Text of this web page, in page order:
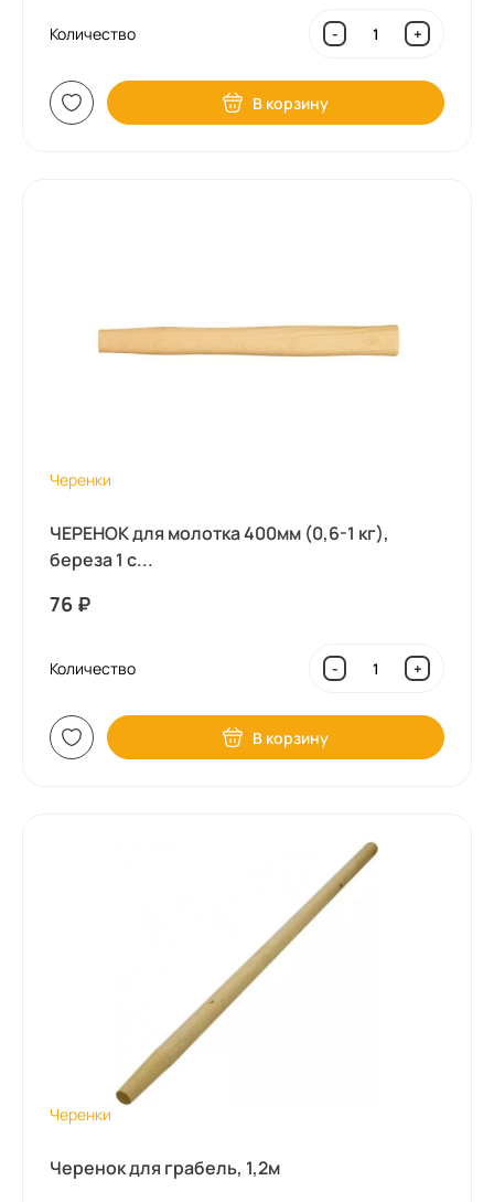
Количество - +
В корзину
Черенки
ЧЕРЕНОК для молотка 400мм (0,6-1 кг),
береза 1 с...
76 ₽
Количество - +
В корзину
Черенки
Черенок для грабель, 1,2м